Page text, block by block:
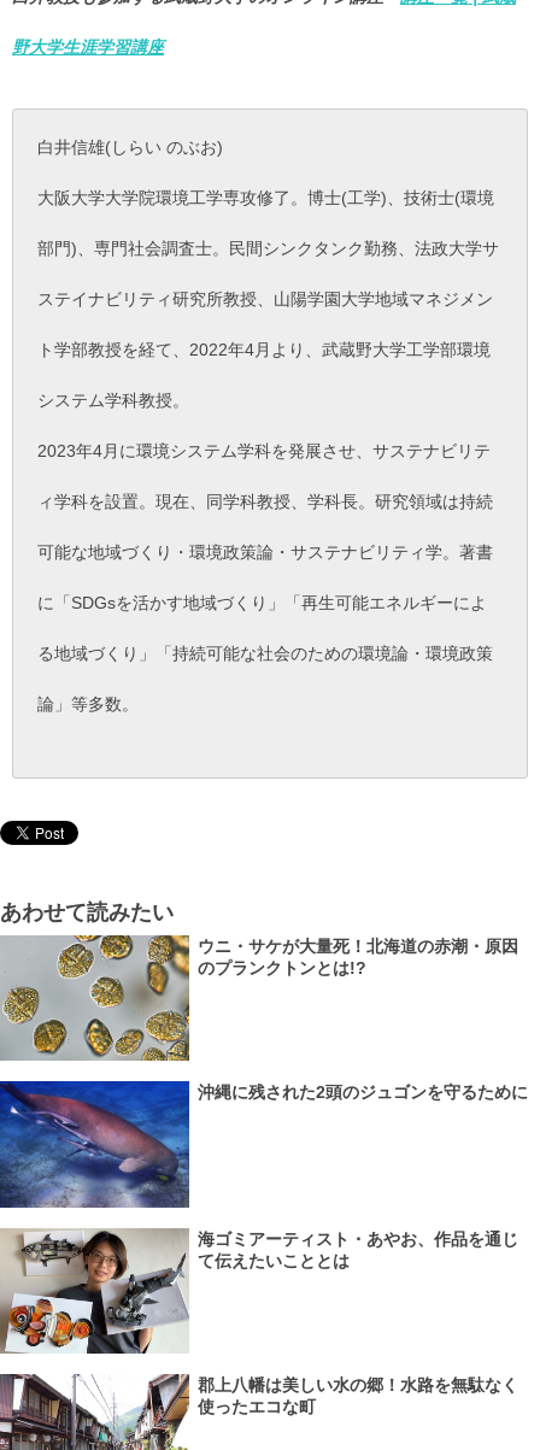
野大学生涯学習講座
白井信雄(しらい のぶお)
大阪大学大学院環境工学専攻修了。博士(工学)、技術士(環境
部門)、専門社会調査士。民間シンクタンク勤務、法政大学サ
ステイナビリティ研究所教授、山陽学園大学地域マネジメン
ト学部教授を経て、2022年4月より、武蔵野大学工学部環境
システム学科教授。
2023年4月に環境システム学科を発展させ、サステナビリテ
ィ学科を設置。現在、同学科教授、学科長。研究領域は持続
可能な地域づくり・環境政策論・サステナビリティ学。著書
に「SDGsを活かす地域づくり」「再生可能エネルギーによ
る地域づくり」「持続可能な社会のための環境論・環境政策
論」等多数。
あわせて読みたい
ウニ・サケが大量死！北海道の赤潮・原因
のプランクトンとは!?
沖縄に残された2頭のジュゴンを守るために
海ゴミアーティスト・あやお、作品を通じ
て伝えたいこととは
郡上八幡は美しい水の郷！水路を無駄なく
使ったエコな町